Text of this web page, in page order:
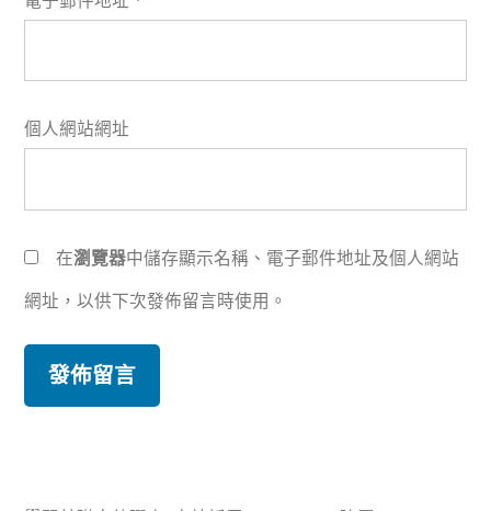
個人網站網址
在瀏覽器中儲存顯示名稱、電子郵件地址及個人網站
網址，以供下次發佈留言時使用。